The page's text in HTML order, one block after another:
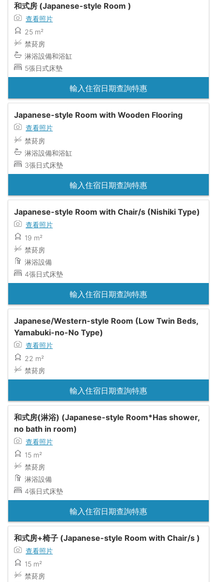
和式房 (Japanese-style Room )
查看照片
25 m²
禁菸房
淋浴設備和浴缸
5張日式床墊
輸入住宿日期查詢特惠
Japanese-style Room with Wooden Flooring
查看照片
禁菸房
淋浴設備和浴缸
3張日式床墊
輸入住宿日期查詢特惠
Japanese-style Room with Chair/s (Nishiki Type)
查看照片
19 m²
禁菸房
淋浴設備
4張日式床墊
輸入住宿日期查詢特惠
Japanese/Western-style Room (Low Twin Beds,
Yamabuki-no-No Type)
查看照片
22 m²
禁菸房
輸入住宿日期查詢特惠
和式房(淋浴) (Japanese-style Room*Has shower,
no bath in room)
查看照片
15 m²
禁菸房
淋浴設備
4張日式床墊
輸入住宿日期查詢特惠
和式房+椅子 (Japanese-style Room with Chair/s )
查看照片
15 m²
禁菸房